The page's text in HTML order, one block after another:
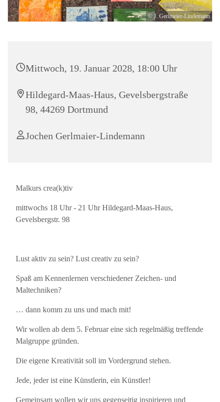
© J. Gerlmeier-Lindemann
Mittwoch, 19. Januar 2028, 18:00 Uhr
Hildegard-Maas-Haus, Gevelsbergstraße
98, 44269 Dortmund
Jochen Gerlmaier-Lindemann
Malkurs crea(k)tiv
mittwochs 18 Uhr - 21 Uhr Hildegard-Maas-Haus,
Gevelsbergstr. 98
Lust aktiv zu sein? Lust creativ zu sein?
Spaß am Kennenlernen verschiedener Zeichen- und
Maltechniken?
… dann komm zu uns und mach mit!
Wir wollen ab dem 5. Februar eine sich regelmäßig treffende
Malgruppe gründen.
Die eigene Kreativität soll im Vordergrund stehen.
Jede, jeder ist eine Künstlerin, ein Künstler!
Gemeinsam wollen wir uns gegenseitig inspirieren und